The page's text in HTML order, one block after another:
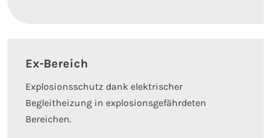
Ex-Bereich
Explosionsschutz dank elektrischer
Begleitheizung in explosionsgefährdeten
Bereichen.